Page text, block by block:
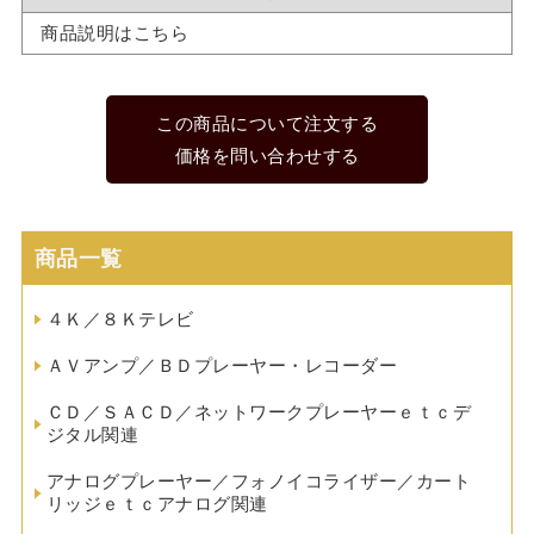
商品説明はこちら
この商品について注文する
価格を問い合わせする
商品一覧
４Ｋ／８Ｋテレビ
ＡＶアンプ／ＢＤプレーヤー・レコーダー
ＣＤ／ＳＡＣＤ／ネットワークプレーヤーｅｔｃデ
ジタル関連
アナログプレーヤー／フォノイコライザー／カート
リッジｅｔｃアナログ関連